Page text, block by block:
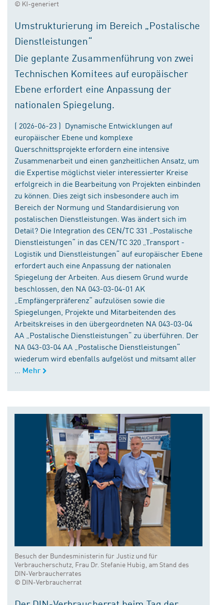
© KI-generiert
Umstrukturierung im Bereich „Postalische
Dienstleistungen“
Die geplante Zusammenführung von zwei
Technischen Komitees auf europäischer
Ebene erfordert eine Anpassung der
nationalen Spiegelung.
( 2026-06-23 ) Dynamische Entwicklungen auf
europäischer Ebene und komplexe
Querschnittsprojekte erfordern eine intensive
Zusammenarbeit und einen ganzheitlichen Ansatz, um
die Expertise möglichst vieler interessierter Kreise
erfolgreich in die Bearbeitung von Projekten einbinden
zu können. Dies zeigt sich insbesondere auch im
Bereich der Normung und Standardisierung von
postalischen Dienstleistungen. Was ändert sich im
Detail? Die Integration des CEN/TC 331 „Postalische
Dienstleistungen“ in das CEN/TC 320 „Transport -
Logistik und Dienstleistungen“ auf europäischer Ebene
erfordert auch eine Anpassung der nationalen
Spiegelung der Arbeiten. Aus diesem Grund wurde
beschlossen, den NA 043-03-04-01 AK
„Empfängerpräferenz“ aufzulösen sowie die
Spiegelungen, Projekte und Mitarbeitenden des
Arbeitskreises in den übergeordneten NA 043-03-04
AA „Postalische Dienstleistungen“ zu überführen. Der
NA 043-03-04 AA „Postalische Dienstleistungen“
wiederum wird ebenfalls aufgelöst und mitsamt aller
Mehr
Besuch der Bundesministerin für Justiz und für
Verbraucherschutz, Frau Dr. Stefanie Hubig, am Stand des
DIN-Verbraucherrates
© DIN-Verbraucherrat